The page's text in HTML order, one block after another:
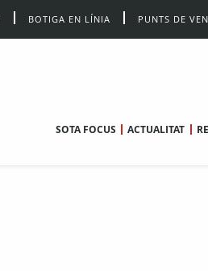
BOTIGA EN LÍNIA PUNTS DE
SOTA FOCUS ACTUALITAT